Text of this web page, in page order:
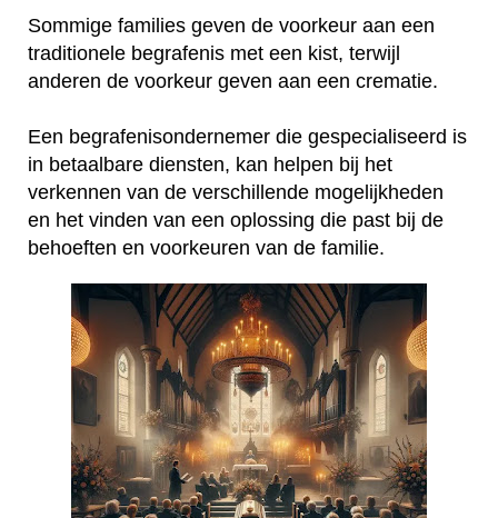
Sommige families geven de voorkeur aan een
traditionele begrafenis met een kist, terwijl
anderen de voorkeur geven aan een crematie.
Een begrafenisondernemer die gespecialiseerd is
in betaalbare diensten, kan helpen bij het
verkennen van de verschillende mogelijkheden
en het vinden van een oplossing die past bij de
behoeften en voorkeuren van de familie.